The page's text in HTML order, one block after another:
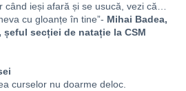
ieși afară și se usucă, vezi că…
cu gloanțe în tine”- Mihai Badea,
secției de natație la CSM
curselor nu doarme deloc.